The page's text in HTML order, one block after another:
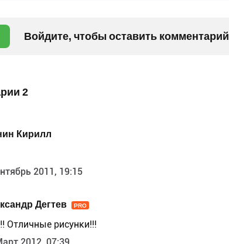
Войдите, чтобы оставить комментарий
2
Кирилл
2011, 19:15
Дегтев PRO
Отличные рисунки!!!